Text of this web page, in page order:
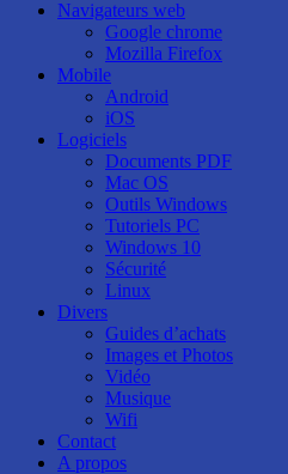
Navigateurs web
Google chrome
Mozilla Firefox
Mobile
Android
iOS
Logiciels
Documents PDF
Mac OS
Outils Windows
Tutoriels PC
Windows 10
Sécurité
Linux
Divers
Guides d’achats
Images et Photos
Vidéo
Musique
Wifi
Contact
A propos